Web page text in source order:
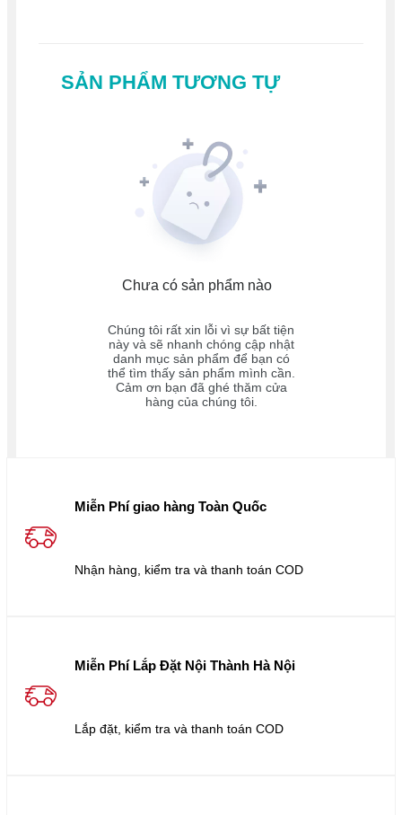
SẢN PHẨM TƯƠNG TỰ
Chưa có sản phẩm nào
Chúng tôi rất xin lỗi vì sự bất tiện
này và sẽ nhanh chóng cập nhật
danh mục sản phẩm để bạn có
thể tìm thấy sản phẩm mình cần.
Cảm ơn bạn đã ghé thăm cửa
hàng của chúng tôi.
Miễn Phí giao hàng Toàn Quốc
Nhận hàng, kiểm tra và thanh toán COD
Miễn Phí Lắp Đặt Nội Thành Hà Nội
Lắp đặt, kiểm tra và thanh toán COD